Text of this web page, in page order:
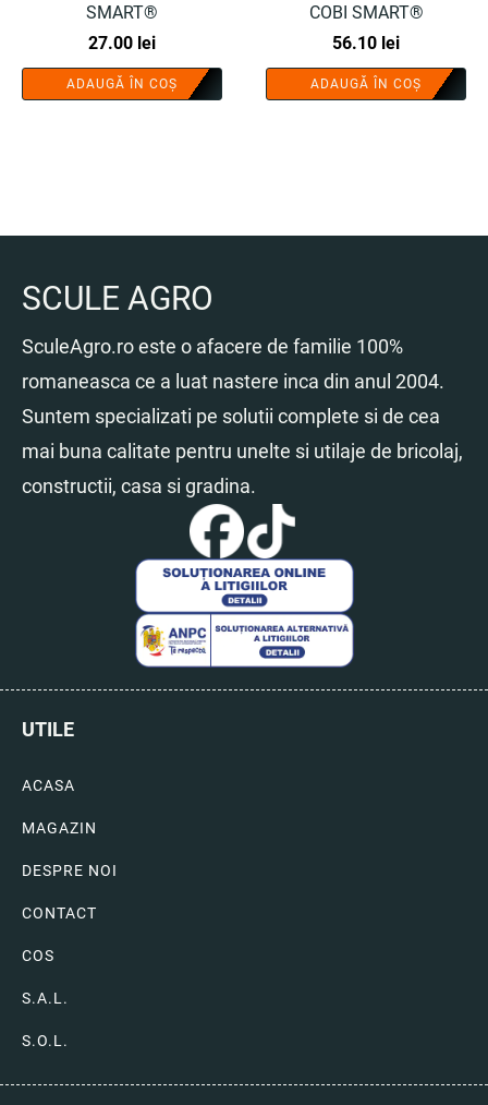
SMART®
27.00 lei
ADAUGĂ ÎN COȘ
COBI SMART®
56.10 lei
ADAUGĂ ÎN COȘ
SCULE AGRO
SculeAgro.ro este o afacere de familie 100%
romaneasca ce a luat nastere inca din anul 2004.
Suntem specializati pe solutii complete si de cea
mai buna calitate pentru unelte si utilaje de bricolaj,
constructii, casa si gradina.
UTILE
ACASA
MAGAZIN
DESPRE NOI
CONTACT
COS
S.A.L.
S.O.L.